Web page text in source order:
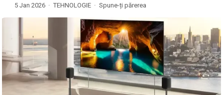
5 Jan 2026 · TEHNOLOGIE · Spune-ți părerea